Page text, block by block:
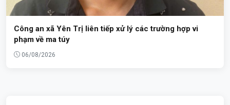
Công an xã Yên Trị liên tiếp xử lý các trường hợp vi
phạm về ma túy
06/08/2026